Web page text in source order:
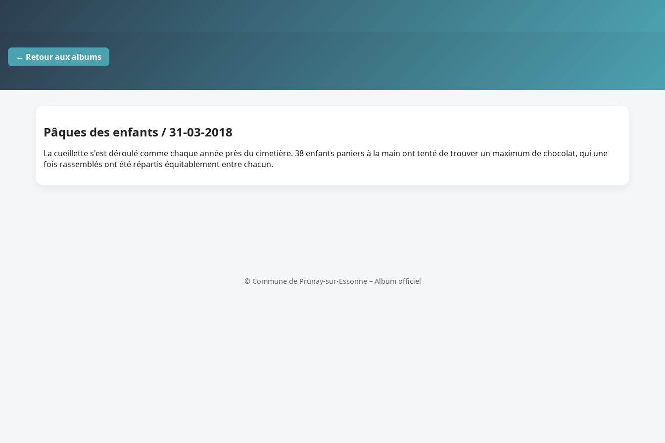
← Retour aux albums
Pâques des enfants / 31-03-2018
La cueillette s'est déroulé comme chaque année près du cimetière. 38 enfants paniers à la main ont tenté de trouver un maximum de chocolat, qui une
fois rassemblés ont été répartis équitablement entre chacun.
© Commune de Prunay-sur-Essonne – Album officiel